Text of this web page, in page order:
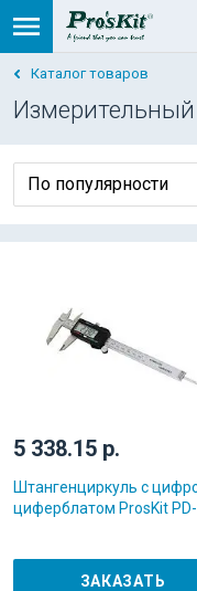
Каталог товаров
5 338.15 р.
Штангенциркуль с
циферблатом ProsKit
ЗАКАЗАТЬ